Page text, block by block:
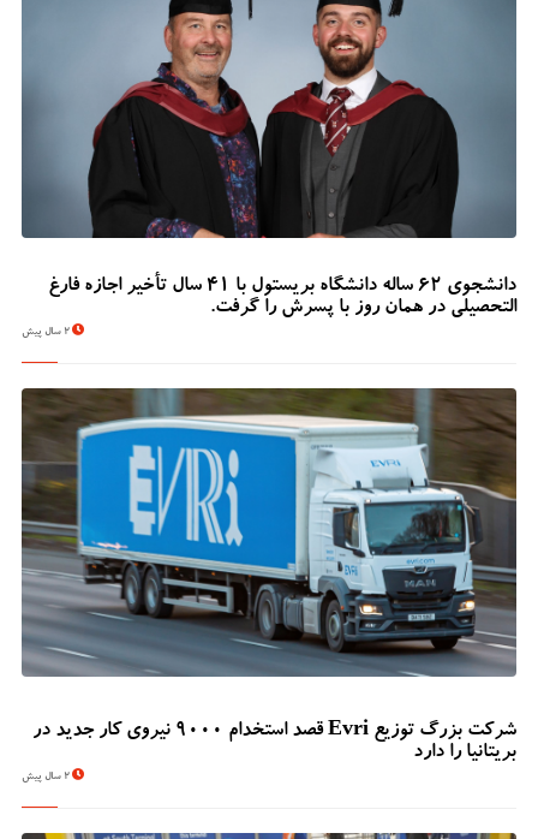
دانشجوی 62 ساله دانشگاه بریستول با 41 سال تأخیر اجازه فارغ
التحصیلی در همان روز با پسرش را گرفت.
2 سال پیش
شرکت بزرگ توزیع Evri قصد استخدام ۹۰۰۰ نیروی کار جدید در
بریتانیا را دارد
2 سال پیش